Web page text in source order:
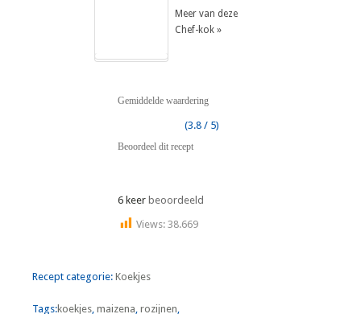
Meer van deze
Chef-kok »
Gemiddelde waardering
(3.8 / 5)
Beoordeel dit recept
6 keer beoordeeld
Views: 38.669
Recept categorie:Koekjes
Tags:koekjes ,maizena ,rozijnen